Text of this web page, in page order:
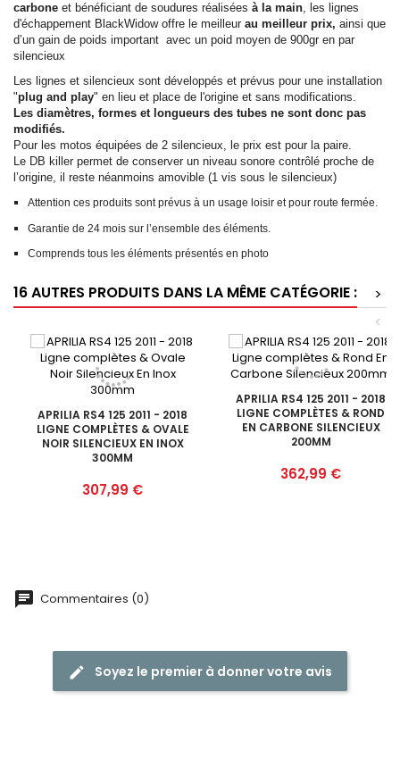
carbone et bénéficiant de soudures réalisées à la main , les lignes
d'échappement BlackWidowoffre le meilleur au meilleur prix, ainsi que
d’un gain de poids important avec un poid moyen de 900gr en par
silencieux
Les lignes et silencieux sont développés et prévus pour une installation
"plug and play" en lieu et place de l'origine et sans modifications.
Les diamètres, formes et longueurs des tubes ne sont donc pas
modifiés.
Pour les motos équipées de 2 silencieux, le prix est pour la paire.
Le DB killer permet de conserver un niveau sonore contrôlé proche de
l’origine, il reste néanmoins amovible (1 vis sous le silencieux)
Attention ces produits sont prévus à un usage loisir et pour route fermée.
Garantie de 24 mois sur l’ensemble des éléments.
Comprends tous les éléments présentés en photo
16 AUTRES PRODUITS DANS LA MÊME CATÉGORIE :
>
<
APRILIA RS4 125 2011 - 2018
LIGNE COMPLÈTES & OVALE
NOIR SILENCIEUX EN INOX
300MM
Prix
307,99 €
APRILIA RS4 125 2011 - 2018
LIGNE COMPLÈTES & ROND
EN CARBONE SILENCIEUX
200MM
Prix
362,99 €
Commentaires (0)
Soyez le premier à donner votre avis